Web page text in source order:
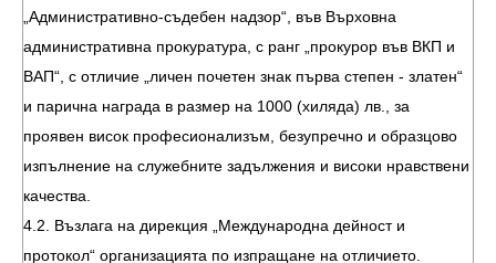
„Административно-съдебен надзор“, във Върховна
административна прокуратура, с ранг „прокурор във ВКП и
ВАП“, с отличие „личен почетен знак първа степен - златен“
и парична награда в размер на 1000 (хиляда) лв., за
проявен висок професионализъм, безупречно и образцово
изпълнение на служебните задължения и високи нравствени
качества.
4.2. Възлага на дирекция „Международна дейност и
протокол“ организацията по изпращане на отличието.